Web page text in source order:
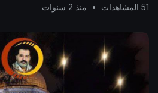
51 المشاهدات
• منذ 2 سنوات